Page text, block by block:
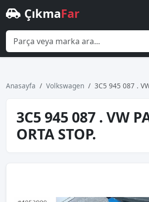
ÇıkmaFar
Anasayfa Volkswagen 3C5 945 087 .
3C5 945 087 . VW
ORTA STOP.